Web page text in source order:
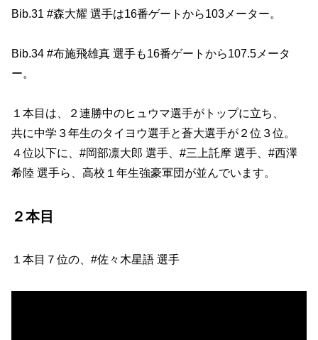
Bib.31 #森大耀 選手は16番ゲートから103メーター。
Bib.34 #布施飛雄真 選手も16番ゲートから107.5メータ
ー。
１本目は、２連勝中のヒュウマ選手がトップに立ち、
共に中学３年生のタイヨウ選手と蒼大選手が２位３位。
４位以下に、#岡部凛大郎 選手、#三上託摩 選手、#西澤
希陸 選手ら、高校１年生強豪軍団が並んでいます。
２本目
１本目７位の、#佐々木星語 選手